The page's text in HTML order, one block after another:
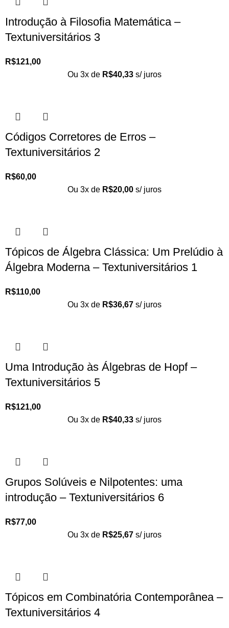
Introdução à Filosofia Matemática –
Textuniversitários 3
R$121,00
Ou 3x de R$40,33 s/ juros
Códigos Corretores de Erros –
Textuniversitários 2
R$60,00
Ou 3x de R$20,00 s/ juros
Tópicos de Álgebra Clássica: Um Prelúdio à
Álgebra Moderna – Textuniversitários 1
R$110,00
Ou 3x de R$36,67 s/ juros
Uma Introdução às Álgebras de Hopf –
Textuniversitários 5
R$121,00
Ou 3x de R$40,33 s/ juros
Grupos Solúveis e Nilpotentes: uma
introdução – Textuniversitários 6
R$77,00
Ou 3x de R$25,67 s/ juros
Tópicos em Combinatória Contemporânea –
Textuniversitários 4